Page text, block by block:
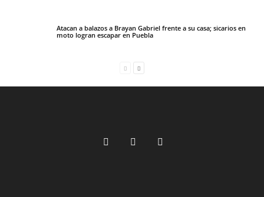
Atacan a balazos a Brayan Gabriel frente a su casa; sicarios en
moto logran escapar en Puebla